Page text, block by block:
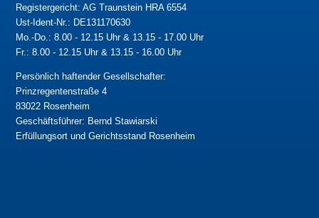
Registergericht: AG Traunstein HRA 6554
Ust-Ident-Nr.: DE131170630
Mo.-Do.: 8.00 - 12.15 Uhr & 13.15 - 17.00 Uhr
Fr.: 8.00 - 12.15 Uhr & 13.15 - 16.00 Uhr
Persönlich haftender Gesellschafter:
Prinzregentenstraße 4
83022 Rosenheim
Geschäftsführer: Bernd Stawiarski
Erfüllungsort und Gerichtsstand Rosenheim